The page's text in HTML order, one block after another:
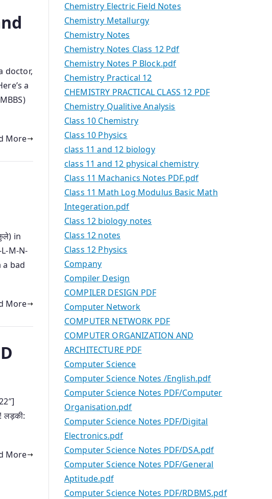
doctor,
a
More
in
M-N-
a bad
More
लड़की:
More
Chemistry Electric Field Notes
Chemistry Metallurgy
Chemistry Notes
Chemistry Notes Class 12 Pdf
Chemistry Notes P Block.pdf
Chemistry Practical 12
CHEMISTRY PRACTICAL CLASS 12 PDF
Chemistry Qualitive Analysis
Class 10 Chemistry
Class 10 Physics
class 11 and 12 biology
class 11 and 12 physical chemistry
Class 11 Machanics Notes PDF.pdf
Class 11 Math Log Modulus Basic Math
Integeration.pdf
Class 12 biology notes
Class 12 notes
Class 12 Physics
Company
Compiler Design
COMPILER DESIGN PDF
Computer Network
COMPUTER NETWORK PDF
COMPUTER ORGANIZATION AND
ARCHITECTURE PDF
Computer Science
Computer Science Notes /English.pdf
Computer Science Notes PDF/Computer
Organisation.pdf
Computer Science Notes PDF/Digital
Electronics.pdf
Computer Science Notes PDF/DSA.pdf
Computer Science Notes PDF/General
Aptitude.pdf
Computer Science Notes PDF/RDBMS.pdf